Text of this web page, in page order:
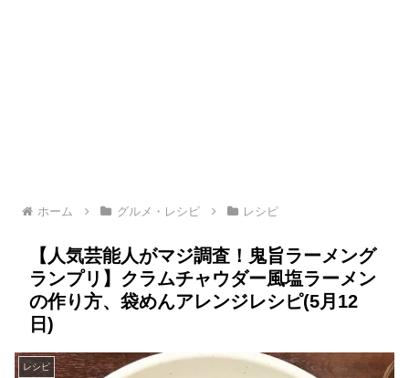
ホーム グルメ・レシピ レシピ
【人気芸能人がマジ調査！鬼旨ラーメング
ランプリ】クラムチャウダー風塩ラーメン
の作り方、袋めんアレンジレシピ(5月12
日)
レシピ